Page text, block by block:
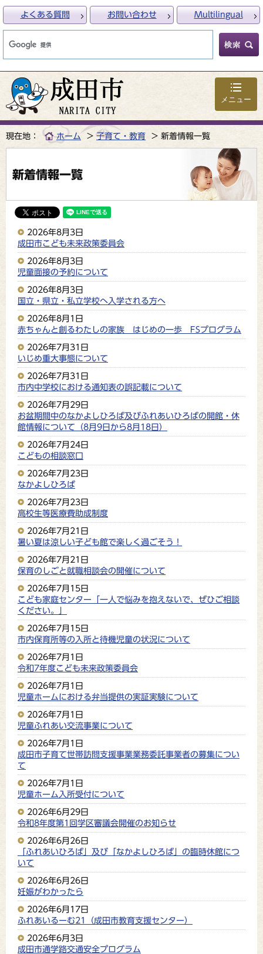
メニュー
よくある質問 お問い合わせ Multilingual
現在地： ホーム 子育て・教育 新着情報一覧
新着情報一覧
2026年8月3日
成田市こども未来政策委員会
2026年8月3日
児童面接の予約について
2026年8月3日
国立・県立・私立学校へ入学される方へ
2026年8月1日
赤ちゃんと創るわたしの家族 はじめの一歩 FSプログラム
2026年7月31日
いじめ重大事態について
2026年7月31日
市内中学校における通知表の誤記載について
2026年7月29日
お盆期間中のなかよしひろば及びふれあいひろばの開館・休
館情報について（8月9日から8月18日）
2026年7月24日
こどもの相談窓口
2026年7月23日
なかよしひろば
2026年7月23日
高校生等医療費助成制度
2026年7月21日
暑い夏は涼しい子ども館で楽しく過ごそう！
2026年7月21日
保育のしごと就職相談会の開催について
2026年7月15日
こども家庭センター「一人で悩みを抱えないで、ぜひご相談
ください。」
2026年7月15日
市内保育所等の入所と待機児童の状況について
2026年7月1日
令和7年度こども未来政策委員会
2026年7月1日
児童ホームにおける弁当提供の実証実験について
2026年7月1日
児童ふれあい交流事業について
2026年7月1日
成田市子育て世帯訪問支援事業業務委託事業者の募集につい
て
2026年7月1日
児童ホーム入所受付について
2026年6月29日
令和8年度第1回学区審議会開催のお知らせ
2026年6月26日
「ふれあいひろば」及び「なかよしひろば」の臨時休館につ
いて
2026年6月26日
妊娠がわかったら
2026年6月17日
ふれあいるーむ21（成田市教育支援センター）
2026年6月3日
成田市通学路交通安全プログラム